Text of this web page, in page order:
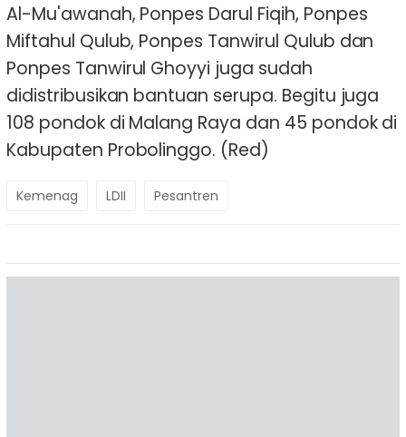
Al-Mu'awanah, Ponpes Darul Fiqih, Ponpes
Miftahul Qulub, Ponpes Tanwirul Qulub dan
Ponpes Tanwirul Ghoyyi juga sudah
didistribusikan bantuan serupa. Begitu juga
108 pondok di Malang Raya dan 45 pondok di
Kabupaten Probolinggo. (Red)
Kemenag LDII Pesantren